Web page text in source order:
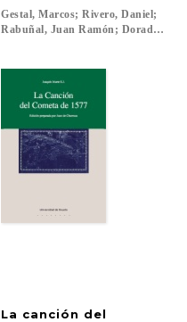
Gestal, Marcos; Rivero, Daniel;
Rabuñal, Juan Ramón; Dorado,
La canción del